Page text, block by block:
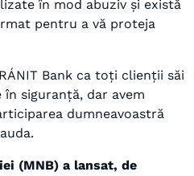
în mod abuziv și există
pentru a vă proteja
Bank ca toți clienții săi
siguranță, dar avem
dumneavoastră
(MNB) a lansat, de